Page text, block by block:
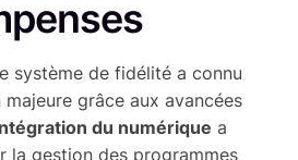
système de fidélité a connu
grâce aux avancées
du numérique a
la gestion des programmes